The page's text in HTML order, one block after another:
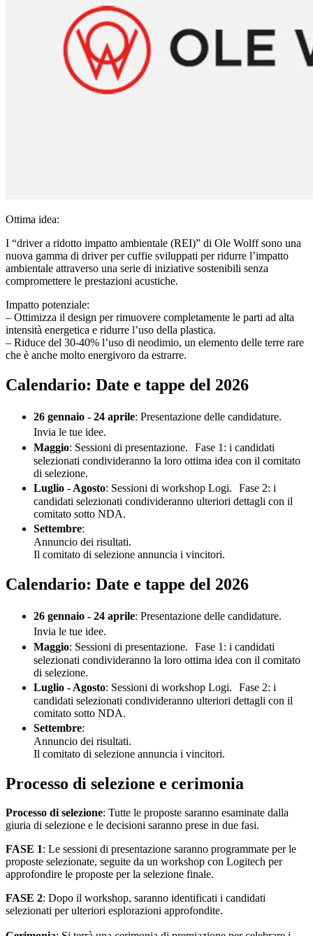
Ottima idea:
I “driver a ridotto impatto ambientale (REI)” di Ole Wolff sono una
nuova gamma di driver per cuffie sviluppati per ridurre l’impatto
ambientale attraverso una serie di iniziative sostenibili senza
compromettere le prestazioni acustiche.
Impatto potenziale:
– Ottimizza il design per rimuovere completamente le parti ad alta
intensità energetica e ridurre l’uso della plastica.
– Riduce del 30-40% l’uso di neodimio, un elemento delle terre rare
che è anche molto energivoro da estrarre.
Calendario: Date e tappe del 2026
26 gennaio - 24 aprile: Presentazione delle candidature.
Invia le tue idee.
Maggio: Sessioni di presentazione. Fase 1: i candidati
selezionati condivideranno la loro ottima idea con il comitato
di selezione.
Luglio - Agosto: Sessioni di workshop Logi. Fase 2: i
candidati selezionati condivideranno ulteriori dettagli con il
comitato sotto NDA.
Settembre:
Annuncio dei risultati.
Il comitato di selezione annuncia i vincitori.
Calendario: Date e tappe del 2026
26 gennaio - 24 aprile: Presentazione delle candidature.
Invia le tue idee.
Maggio: Sessioni di presentazione. Fase 1: i candidati
selezionati condivideranno la loro ottima idea con il comitato
di selezione.
Luglio - Agosto: Sessioni di workshop Logi. Fase 2: i
candidati selezionati condivideranno ulteriori dettagli con il
comitato sotto NDA.
Settembre:
Annuncio dei risultati.
Il comitato di selezione annuncia i vincitori.
Processo di selezione e cerimonia
Processo di selezione: Tutte le proposte saranno esaminate dalla
giuria di selezione e le decisioni saranno prese in due fasi.
FASE 1: Le sessioni di presentazione saranno programmate per le
proposte selezionate, seguite da un workshop con Logitech per
approfondire le proposte per la selezione finale.
FASE 2: Dopo il workshop, saranno identificati i candidati
selezionati per ulteriori esplorazioni approfondite.